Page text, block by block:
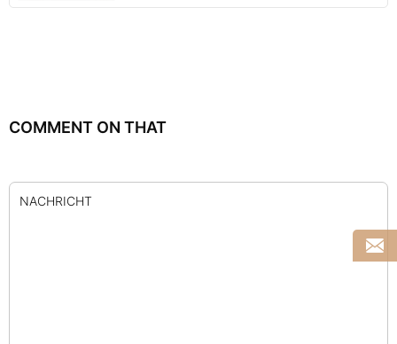
COMMENT ON THAT
NACHRICHT